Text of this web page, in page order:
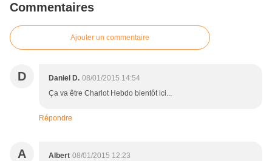
Commentaires
Ajouter un commentaire
D Daniel D. 08/01/2015 14:54
Ça va être Charlot Hebdo bientôt ici...
Répondre
A Albert 08/01/2015 12:23